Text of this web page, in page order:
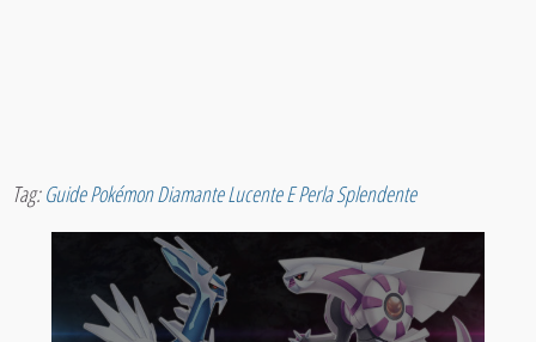
Tag:Guide Pokémon Diamante Lucente E Perla Splendente